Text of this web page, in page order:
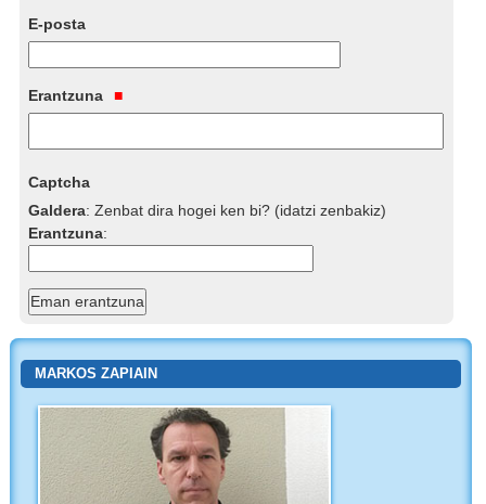
E-posta
Erantzuna
Captcha
Galdera:Zenbat dira hogei ken bi? (idatzi zenbakiz)
Erantzuna:
MARKOS ZAPIAIN